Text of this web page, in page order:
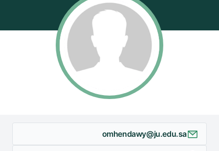
omhendawy@ju.edu.sa